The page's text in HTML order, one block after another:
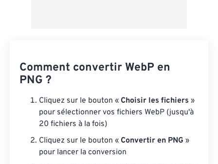
Comment convertir WebP en
PNG ?
Cliquez sur le bouton « Choisir les fichiers »
pour sélectionner vos fichiers WebP (jusqu'à
20 fichiers à la fois)
Cliquez sur le bouton « Convertir en PNG »
pour lancer la conversion